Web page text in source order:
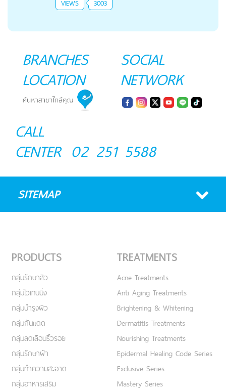
VIEWS 3003
BRANCHES
LOCATION
SOCIAL
NETWORK
CALL
CENTER 02 251 5588
SITEMAP
PRODUCTS
กลุ่มรักษาสิว
กลุ่มไวเทนนิ่ง
กลุ่มบำรุงผิว
กลุ่มกันแดด
กลุ่มลดเลือนริ้วรอย
กลุ่มรักษาฝ้า
กลุ่มทำความสะอาด
กลุ่มอาหารเสริม
TREATMENTS
Acne Treatments
Anti Aging Treatments
Brightening & Whitening
Dermatitis Treatments
Nourishing Treatments
Epidermal Healing Code Series
Exclusive Series
Mastery Series